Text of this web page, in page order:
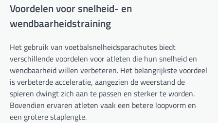
Voordelen voor snelheid- en
wendbaarheidstraining
Het gebruik van voetbalsnelheidsparachutes biedt
verschillende voordelen voor atleten die hun snelheid en
wendbaarheid willen verbeteren. Het belangrijkste voordeel
is verbeterde acceleratie, aangezien de weerstand de
spieren dwingt zich aan te passen en sterker te worden.
Bovendien ervaren atleten vaak een betere loopvorm en
een grotere staplengte.